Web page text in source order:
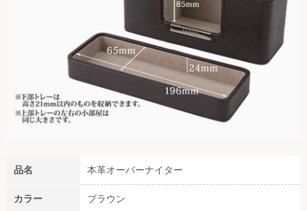
品名 本革オーバーナイター
カラー ブラウン